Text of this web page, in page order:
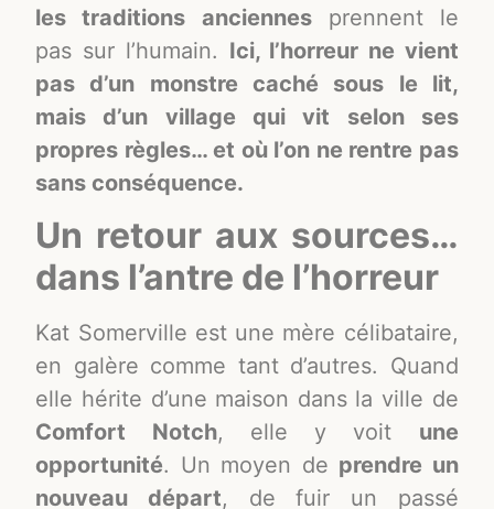
les traditions anciennesprennent le
pas sur l’humain. Ici, l’horreur ne vient
pas d’un monstre caché sous le lit,
mais d’un village qui vit selon ses
propres règles… et où l’on ne rentre pas
sans conséquence.
Un retour aux sources…
dans l’antre de l’horreur
Kat Somerville est une mère célibataire,
en galère comme tant d’autres. Quand
elle hérite d’une maison dans la ville de
Comfort Notch, elle y voit une
opportunité. Un moyen de prendre un
nouveau départ, de fuir un passé